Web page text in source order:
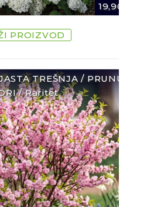
19,90
PROIZVOD
TREŠNJA / PRUNUS
/ Raritet ¨